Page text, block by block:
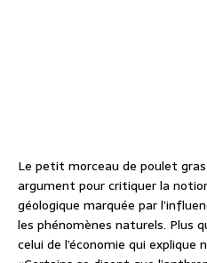
Le petit morceau de poulet
argument pour critiquer la
géologique marquée par
les phénomènes naturels. Plus
celui de l’économie qui explique